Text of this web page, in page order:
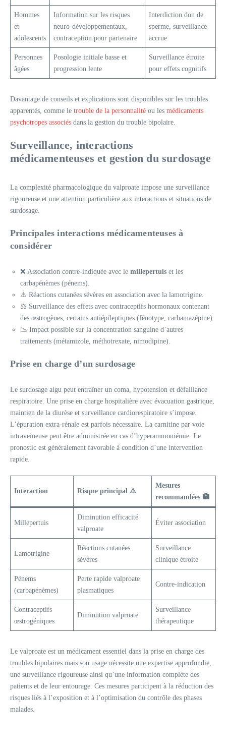
Hommes
et
adolescents
Information sur les risques
neuro-développementaux,
contraception pour partenaire
Interdiction don de
sperme, surveillance
accrue
Personnes
âgées
Posologie initiale basse et
progression lente
Surveillance étroite
pour effets cognitifs
Davantage de conseils et explications sont disponibles sur les troubles
apparentés, comme le trouble de la personnalité ou les médicaments
psychotropes associés dans la gestion du trouble bipolaire.
Surveillance, interactions
médicamenteuses et gestion du surdosage
La complexité pharmacologique du valproate impose une surveillance
rigoureuse et une attention particulière aux interactions et situations de
surdosage.
Principales interactions médicamenteuses à
considérer
❌ Association contre-indiquée avec le millepertuis et les
carbapénèmes (pénems).
⚠️ Réactions cutanées sévères en association avec la lamotrigine.
⚖️ Surveillance des effets avec contraceptifs hormonaux contenant
des œstrogènes, certains antiépileptiques (fénotype, carbamazépine).
📉 Impact possible sur la concentration sanguine d’autres
traitements (métamizole, méthotrexate, nimodipine).
Prise en charge d’un surdosage
Le surdosage aigu peut entraîner un coma, hypotension et défaillance
respiratoire. Une prise en charge hospitalière avec évacuation gastrique,
maintien de la diurèse et surveillance cardiorespiratoire s’impose.
L’épuration extra-rénale est parfois nécessaire. La carnitine par voie
intraveineuse peut être administrée en cas d’hyperammoniémie. Le
pronostic est généralement favorable à condition d’une intervention
rapide.
Interaction Risque principal ⚠️
Mesures
recommandées 🏥
Millepertuis
Diminution efficacité
valproate
Éviter association
Lamotrigine
Réactions cutanées
sévères
Surveillance
clinique étroite
Pénems
(carbapénèmes)
Perte rapide valproate
plasmatiques
Contre-indication
Contraceptifs
œstrogéniques
Diminution valproate
Surveillance
thérapeutique
Le valproate est un médicament essentiel dans la prise en charge des
troubles bipolaires mais son usage nécessite une expertise approfondie,
une surveillance rigoureuse ainsi qu’une information complète des
patients et de leur entourage. Ces mesures participent à la réduction des
risques liés à l’exposition et à l’optimisation du contrôle des phases
malades.